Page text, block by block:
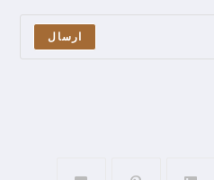
ارسال